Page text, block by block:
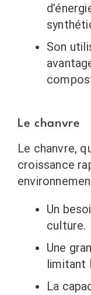
Son
Le chanvre
Le chanvre,
croissance
Un
culture.
Une
limitant
La